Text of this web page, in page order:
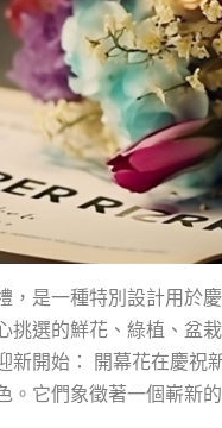
，是一種特別設計用於
挑選的鮮花、綠植、盆
新開始： 開幕花在慶
。它們象徵著一個嶄新